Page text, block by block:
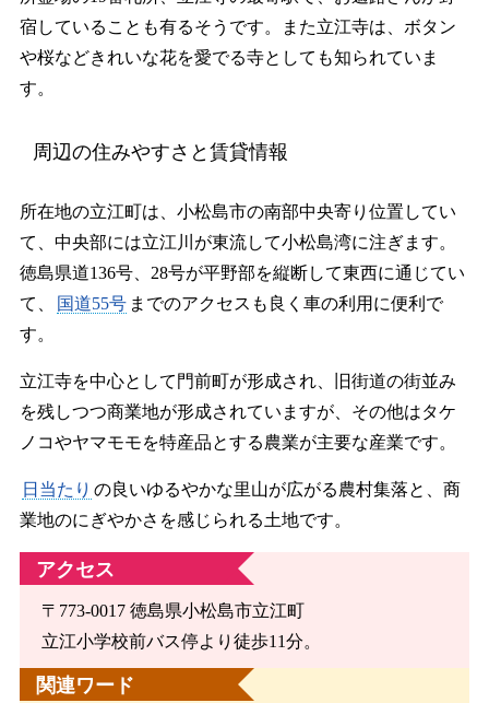
宿していることも有るそうです。また立江寺は、ボタン
や桜などきれいな花を愛でる寺としても知られていま
す。
周辺の住みやすさと賃貸情報
所在地の立江町は、小松島市の南部中央寄り位置してい
て、中央部には立江川が東流して小松島湾に注ぎます。
徳島県道136号、28号が平野部を縦断して東西に通じてい
て、
国道55号 までのアクセスも良く車の利用に便利で
す。
立江寺を中心として門前町が形成され、旧街道の街並み
を残しつつ商業地が形成されていますが、その他はタケ
ノコやヤマモモを特産品とする農業が主要な産業です。
日当たり の良いゆるやかな里山が広がる農村集落と、商
業地のにぎやかさを感じられる土地です。
アクセス
〒773-0017 徳島県小松島市立江町
立江小学校前バス停より徒歩11分。
関連ワード